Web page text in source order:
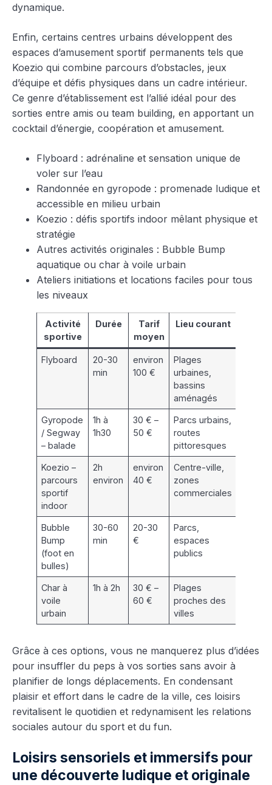
dynamique.
Enfin, certains centres urbains développent des
espaces d’amusement sportif permanents tels que
Koezio qui combine parcours d’obstacles, jeux
d’équipe et défis physiques dans un cadre intérieur.
Ce genre d’établissement est l’allié idéal pour des
sorties entre amis ou team building, en apportant un
cocktail d’énergie, coopération et amusement.
Flyboard : adrénaline et sensation unique de
voler sur l’eau
Randonnée en gyropode : promenade ludique et
accessible en milieu urbain
Koezio : défis sportifs indoor mêlant physique et
stratégie
Autres activités originales : Bubble Bump
aquatique ou char à voile urbain
Ateliers initiations et locations faciles pour tous
les niveaux
Activité
sportive
Durée
Tarif
moyen
Lieu courant
Flyboard
20-30
min
environ
100 €
Plages
urbaines,
bassins
aménagés
Gyropode
/ Segway
– balade
1h à
1h30
30 € –
50 €
Parcs urbains,
routes
pittoresques
Koezio –
parcours
sportif
indoor
2h
environ
environ
40 €
Centre-ville,
zones
commerciales
Bubble
Bump
(foot en
bulles)
30-60
min
20-30
€
Parcs,
espaces
publics
Char à
voile
urbain
1h à 2h
30 € –
60 €
Plages
proches des
villes
Grâce à ces options, vous ne manquerez plus d’idées
pour insuffler du peps à vos sorties sans avoir à
planifier de longs déplacements. En condensant
plaisir et effort dans le cadre de la ville, ces loisirs
revitalisent le quotidien et redynamisent les relations
sociales autour du sport et du fun.
Loisirs sensoriels et immersifs pour
une découverte ludique et originale